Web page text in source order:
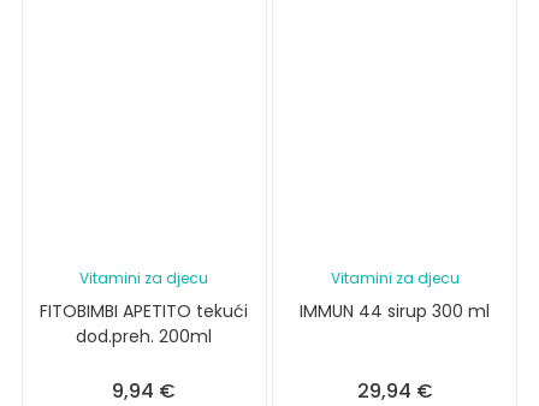
Vitamini za djecu
FITOBIMBI APETITO tekući
dod.preh. 200ml
9,94 €
Vitamini za djecu
IMMUN 44 sirup 300 ml
29,94 €